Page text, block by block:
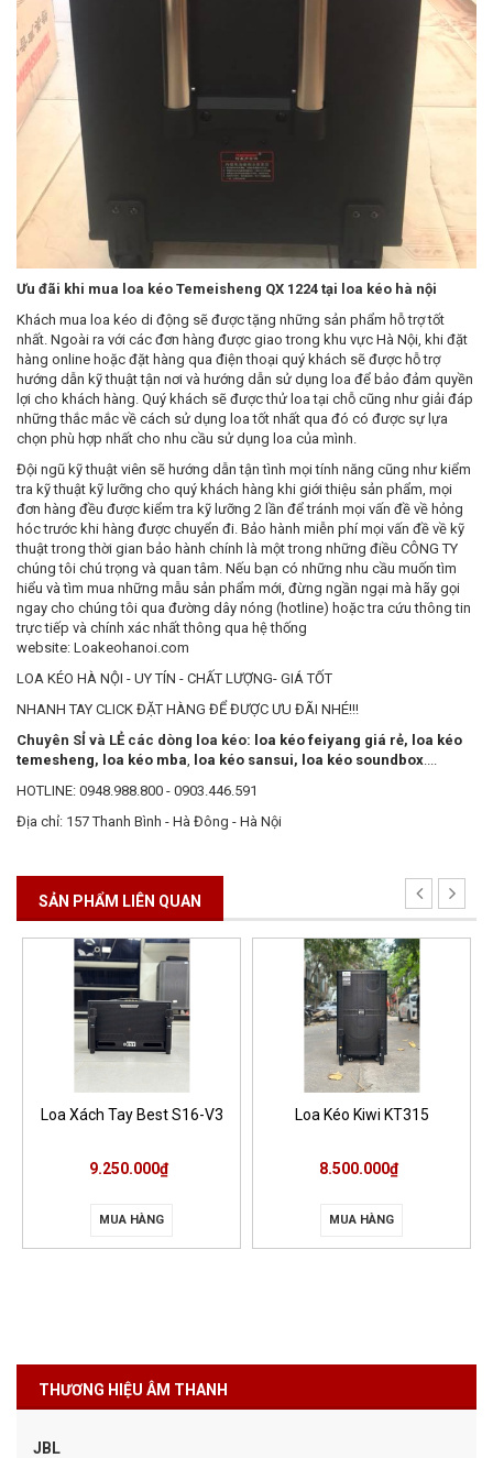
Ưu đãi khi mua loa kéo Temeisheng QX 1224 tại loa kéo hà nội
Khách mua loa kéo di động sẽ được tặng những sản phẩm hỗ trợ tốt
nhất. Ngoài ra với các đơn hàng được giao trong khu vực Hà Nội, khi đặt
hàng online hoặc đặt hàng qua điện thoại quý khách sẽ được hỗ trợ
hướng dẫn kỹ thuật tận nơi và hướng dẫn sử dụng loa để bảo đảm quyền
lợi cho khách hàng. Quý khách sẽ được thử loa tại chỗ cũng như giải đáp
những thắc mắc về cách sử dụng loa tốt nhất qua đó có được sự lựa
chọn phù hợp nhất cho nhu cầu sử dụng loa của mình.
Đội ngũ kỹ thuật viên sẽ hướng dẫn tận tình mọi tính năng cũng như kiểm
tra kỹ thuật kỹ lưỡng cho quý khách hàng khi giới thiệu sản phẩm, mọi
đơn hàng đều được kiểm tra kỹ lưỡng 2 lần để tránh mọi vấn đề về hỏng
hóc trước khi hàng được chuyển đi. Bảo hành miễn phí mọi vấn đề về kỹ
thuật trong thời gian bảo hành chính là một trong những điều CÔNG TY
chúng tôi chú trọng và quan tâm. Nếu bạn có những nhu cầu muốn tìm
hiểu và tìm mua những mẫu sản phẩm mới, đừng ngần ngại mà hãy gọi
ngay cho chúng tôi qua đường dây nóng (hotline) hoặc tra cứu thông tin
trực tiếp và chính xác nhất thông qua hệ thống
website: Loakeohanoi.com
LOA KÉO HÀ NỘI - UY TÍN - CHẤT LƯỢNG- GIÁ TỐT
NHANH TAY CLICK ĐẶT HÀNG ĐỂ ĐƯỢC ƯU ĐÃI NHÉ!!!
Chuyên SỈ và LẺ các dòng loa kéo: loa kéo feiyang giá rẻ, loa kéo
temesheng, loa kéo mba loa kéo sansui, loa kéo soundbox
HOTLINE: 0948.988.800 - 0903.446.591
Địa chỉ: 157 Thanh Bình - Hà Đông - Hà Nội
SẢN PHẨM LIÊN QUAN
Loa Xách Tay Best S16-V3
9.250.000₫
MUA HÀNG
Loa Kéo Kiwi KT315
8.500.000₫
MUA HÀNG
THƯƠNG HIỆU ÂM THANH
JBL